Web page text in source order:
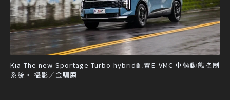
Kia The new Sportage Turbo hybrid配置E-VMC 車輛動態控制
系統。 攝影／金馴鹿